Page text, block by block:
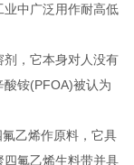
中广泛用作耐高低
，它本身对人没有
铵(PFOA)被认为
乙烯作原料，它具
氟乙烯生料带并具